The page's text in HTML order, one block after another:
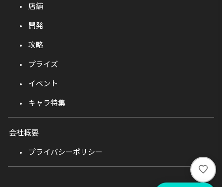
い
い
店舗
開発
攻略
プライズ
イベント
キャラ特集
会社概要
プライバシーポリシー